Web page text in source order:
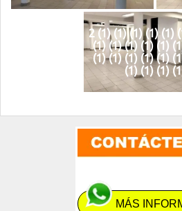
2 (1) (1) (1) (1) (1)
(1) (1) (1) (1) (1)
(1) (1) (1) (1) (1)
(1) (1) (1)
MÁS